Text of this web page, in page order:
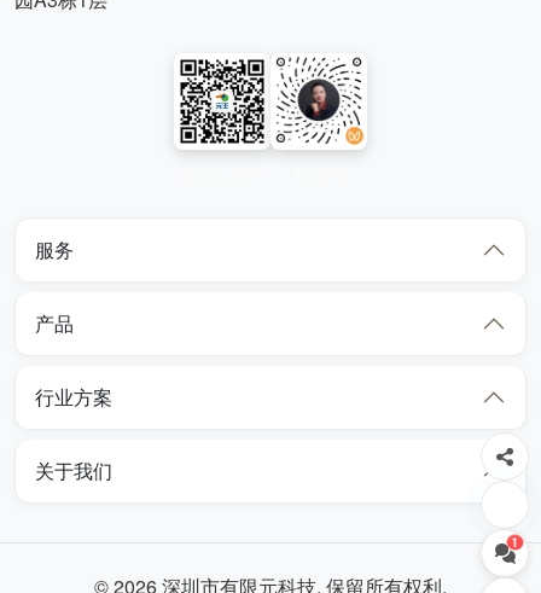
服务
产品
行业方案
关于我们
© 2026 深圳市有限元科技. 保留所有权利.
1